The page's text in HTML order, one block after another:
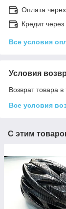
Оплата
Кредит
Все условия
Условия
Возврат товара
Все условия
С этим